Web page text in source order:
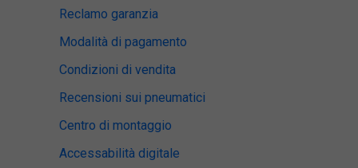
Reclamo garanzia
Modalità di pagamento
Condizioni di vendita
Recensioni sui pneumatici
Centro di montaggio
Accessabilità digitale